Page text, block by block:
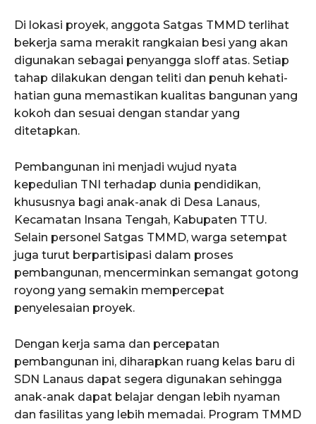
Di lokasi proyek, anggota Satgas TMMD terlihat
bekerja sama merakit rangkaian besi yang akan
digunakan sebagai penyangga sloff atas. Setiap
tahap dilakukan dengan teliti dan penuh kehati-
hatian guna memastikan kualitas bangunan yang
kokoh dan sesuai dengan standar yang
ditetapkan.
Pembangunan ini menjadi wujud nyata
kepedulian TNI terhadap dunia pendidikan,
khususnya bagi anak-anak di Desa Lanaus,
Kecamatan Insana Tengah, Kabupaten TTU.
Selain personel Satgas TMMD, warga setempat
juga turut berpartisipasi dalam proses
pembangunan, mencerminkan semangat gotong
royong yang semakin mempercepat
penyelesaian proyek.
Dengan kerja sama dan percepatan
pembangunan ini, diharapkan ruang kelas baru di
SDN Lanaus dapat segera digunakan sehingga
anak-anak dapat belajar dengan lebih nyaman
dan fasilitas yang lebih memadai. Program TMMD